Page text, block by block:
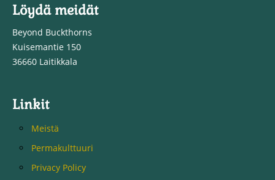
Löydä meidät
Beyond Buckthorns
Kuisemantie 150
36660 Laitikkala
Linkit
Meistä
Permakulttuuri
Privacy Policy